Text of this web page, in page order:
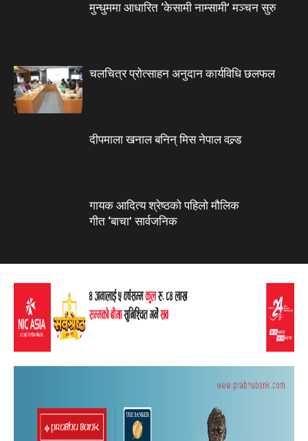
मुन्धुममा आधारित ‘केसामी नाम्सामी’ मञ्चन सुरु
चलचित्र प्रोत्साहन अनुदान कार्यविधि छलफल
दीपमाला खनाल बनिन् मिस नेपाल वल्र्ड
गायक आदित्य श्रेष्ठको पहिलो मौलिक
गीत ‘बाचा’ सार्वजनिक